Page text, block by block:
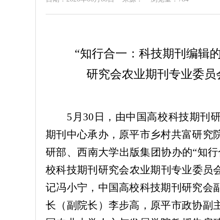
“知行合一：科技期刊编辑
研究会农业期刊专业委员
5月30日，由中国高校科技期刊
期刊中心承办，原平市乡村共富研究
研部、西南大学出版集团协办的“知
校科技期刊研究会农业期刊专业委员
记冯小宁，中国高校科技期刊研究会
长（副院长）李步高，原平市政协副